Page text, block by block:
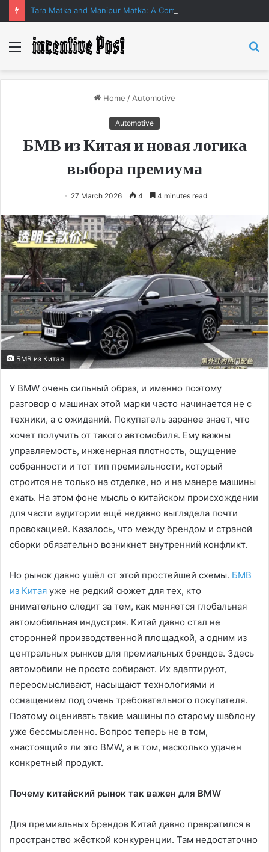
Menu
Home /Automotive
Automotive
БМВ из Китая и новая логика
выбора премиума
27 March 2026 4 4 minutes read
БМВ из Китая
У BMW очень сильный образ, и именно поэтому
разговор о машинах этой марки часто начинается не с
техники, а с ожиданий. Покупатель заранее знает, что
хочет получить от такого автомобиля. Ему важны
управляемость, инженерная плотность, ощущение
собранности и тот тип премиальности, который
строится не только на отделке, но и на манере машины
ехать. На этом фоне мысль о китайском происхождении
для части аудитории ещё недавно выглядела почти
провокацией. Казалось, что между брендом и страной
сборки обязательно возникнет внутренний конфликт.
Но рынок давно ушёл от этой простейшей схемы. БМВ
из Китая уже не редкий сюжет для тех, кто
внимательно следит за тем, как меняется глобальная
автомобильная индустрия. Китай давно стал не
сторонней производственной площадкой, а одним из
центральных рынков для премиальных брендов. Здесь
автомобили не просто собирают. Их адаптируют,
переосмысливают, насыщают технологиями и
оснащением под очень требовательного покупателя.
Поэтому оценивать такие машины по старому шаблону
уже бессмысленно. Вопрос теперь не в том,
«настоящий» ли это BMW, а в том, насколько удачен
конкретный продукт.
Почему китайский рынок так важен для BMW
Для премиальных брендов Китай давно превратился в
пространство жёсткой конкуренции. Там недостаточно